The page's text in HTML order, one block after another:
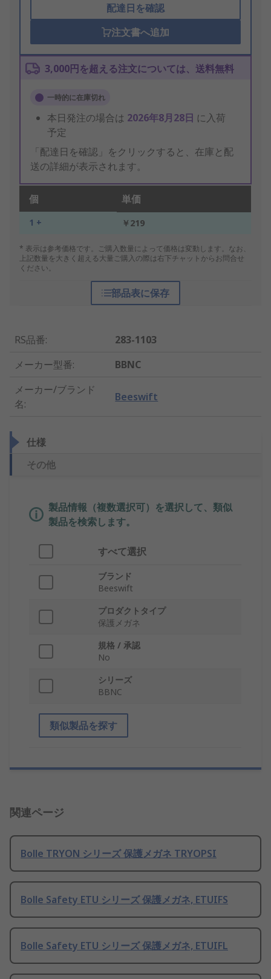
配達日を確認
注文書へ追加
3,000円を超える注文については、送料無料
一時的に在庫切れ
本日発注の場合は 2026年8月28日 に入荷
予定
「配達日を確認」をクリックすると、在庫と配
送の詳細が表示されます。
個 単価
1 + ￥219
* 表示は参考価格です。ご購入数量によって価格は変動します。なお、
上記数量を大きく超える大量ご購入の際は右下チャットからお問合せ
ください。
部品表に保存
RS品番:
283-1103
メーカー型番:
BBNC
メーカー/ブランド
名:
Beeswift
仕様
その他
製品情報（複数選択可）を選択して、類似
製品を検索します。
すべて選択
ブランド
Beeswift
プロダクトタイプ
保護メガネ
規格 / 承認
No
シリーズ
BBNC
類似製品を探す
関連ページ
Bolle TRYON シリーズ 保護メガネ TRYOPSI
Bolle Safety ETU シリーズ 保護メガネ, ETUIFS
Bolle Safety ETU シリーズ 保護メガネ, ETUIFL